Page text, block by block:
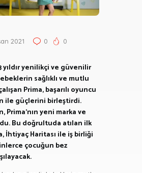
2021 0
0
yıldır yenilikçi ve güvenilir
sağlıklı ve mutlu
Prima, başarılı oyuncu
ile güçlerini birleştirdi.
Prima’nın yeni marka ve
Bu doğrultuda atılan ilk
İhtiyaç Haritası ile iş birliği
çocuğun bez